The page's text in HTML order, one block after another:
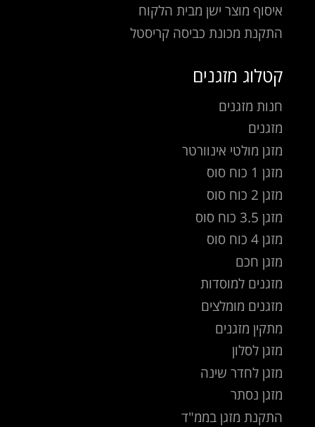
איסוף מוצר ישן מבית הלקוח
התקנת מכונת כביסה קריסטל
קטלוג מזגנים
חנות מזגנים
מזגנים
מזגן מולטי אינוורטר
מזגן 1 כוח סוס
מזגן 2 כוח סוס
מזגן 3.5 כוח סוס
מזגן 4 כוח סוס
מזגן חכם
מזגנים למוסדות
מזגנים מומלצים
מתקין מזגנים
מזגן לסלון
מזגן לחדר שינה
מזגן נסתר
התקנת מזגן בממ"ד